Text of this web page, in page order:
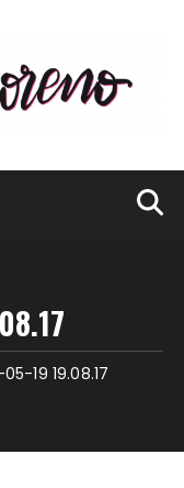
19 19.08.17